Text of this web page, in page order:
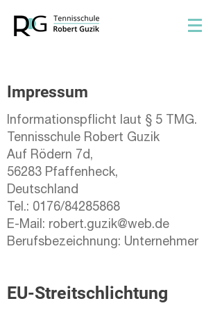
Impressum
Informationspflicht laut § 5 TMG.
Tennisschule Robert Guzik
Auf Rödern 7d,
56283 Pfaffenheck,
Deutschland
Tel.: 0176/84285868
E-Mail: robert.guzik@web.de
Berufsbezeichnung: Unternehmer
EU-Streitschlichtung